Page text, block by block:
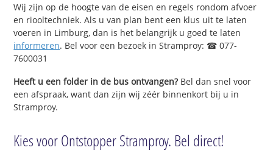
Wij zijn op de hoogte van de eisen en regels rondom afvoer
en riooltechniek. Als u van plan bent een klus uit te laten
voeren in Limburg, dan is het belangrijk u goed te laten
informeren. Bel voor een bezoek in Stramproy: ☎ 077-
7600031
Heeft u een folder in de bus ontvangen?Bel dan snel voor
een afspraak, want dan zijn wij zéér binnenkort bij u in
Stramproy.
Kies voor Ontstopper Stramproy. Bel direct!